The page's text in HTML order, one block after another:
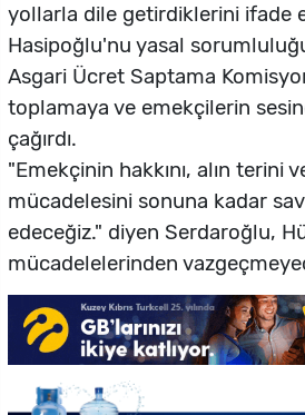
yollarla dile getirdiklerini ifade
Hasipoğlu'nu yasal
Asgari Ücret Saptama
toplamaya ve emekçilerin
çağırdı.
"Emekçinin hakkını, alın terini
mücadelesini sonuna kadar
edeceğiz." diyen Serdaroğlu,
mücadelelerinden